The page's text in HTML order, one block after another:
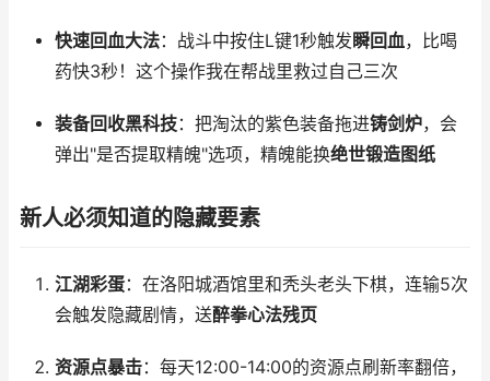
快速回血大法：战斗中按住L键1秒触发瞬回血，比喝
药快3秒！这个操作我在帮战里救过自己三次
装备回收黑科技：把淘汰的紫色装备拖进铸剑炉，会
弹出"是否提取精魄"选项，精魄能换绝世锻造图纸
新人必须知道的隐藏要素
江湖彩蛋：在洛阳城酒馆里和秃头老头下棋，连输5次
会触发隐藏剧情，送醉拳心法残页
资源点暴击：每天12:00-14:00的资源点刷新率翻倍，